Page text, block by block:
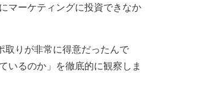
マーケティングに投資できなか
取りが非常に得意だったんで
いるのか」を徹底的に観察しま